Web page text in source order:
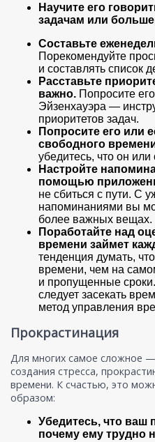
Научите его
задачам или
Составьте
Порекомендуйте
и составлять список
Расставьте
важно. Попросите
Эйзенхауэра —
приоритетов задач.
Попросите его или
свободного
убедитесь, что он
Настройте
помощью
не сбиться с пути. С
напоминаниями вы
более важных вещах.
Поработайте над
времени займет
тенденция думать,
времени, чем на
и пропущенные
следует засекать
метод управления
Прокрастинация
Для многих самое сложное
создания стресса,
времени. К счастью, это
образом:
Убедитесь, что ваш
почему ему трудно